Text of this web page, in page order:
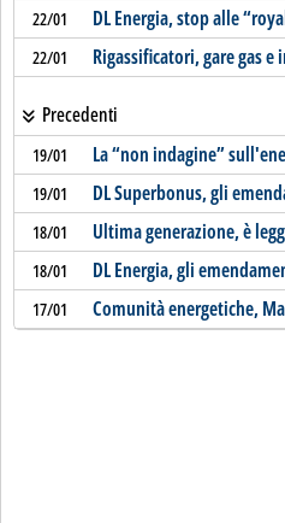
22/01 DL Energia, stop alle
22/01 Rigassificatori, gare gas
Precedenti
19/01 La “non indagine”
19/01 DL Superbonus, gli
18/01 Ultima generazione, è
18/01 DL Energia, gli
17/01 Comunità energetiche,